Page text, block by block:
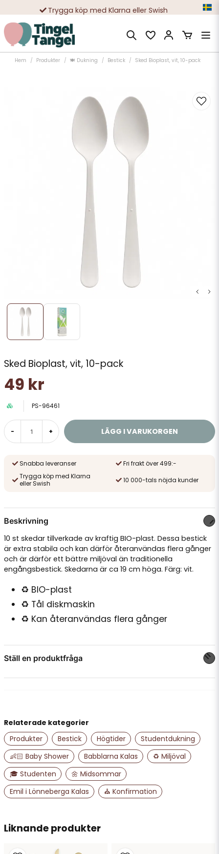
Trygga köp med Klarna eller Swish
10 000-tals nöjda kunder
Hem Produkter 🍽️ Dukning Bestick Sked Bioplast, vit, 10-pack
Sked Bioplast, vit, 10-pack
49 kr
PS-96461
- + LÄGG I VARUKORGEN
Snabba leveranser
Fri frakt över 499:-
Trygga köp med Klarna
eller Swish
10 000-tals nöjda kunder
Beskrivning
10 st skedar tillverkade av kraftig BIO-plast. Dessa bestick
är extra stabila och kan därför återanvändas flera gånger
och är därför ett bättre miljöval än traditionella
engångsbestick. Skedarna är ca 19 cm höga. Färg: vit.
♻️ BIO-plast
♻️ Tål diskmaskin
♻️ Kan återanvändas flera gånger
Ställ en produktfråga
name
Namn
email
Mejladress
Ja, ni får publicera min fråga
Liknande produkter
Relaterade kategorier
Produkter
Bestick Högtider
Studentdukning
👶🏻 Baby Shower
Babblarna Kalas
♻️ Miljöval
🎓 Studenten
🌼 Midsommar
Emil i Lönneberga Kalas
⛪ Konfirmation